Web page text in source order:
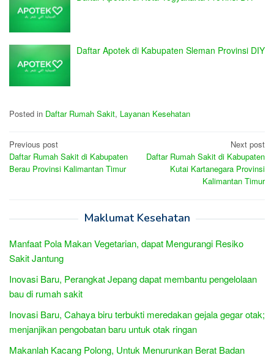
Daftar Apotek di Kabupaten Sleman Provinsi DIY
Posted in Daftar Rumah Sakit, Layanan Kesehatan
Post
navigation
Previous post
Daftar Rumah Sakit di Kabupaten
Berau Provinsi Kalimantan Timur
Next post
Daftar Rumah Sakit di Kabupaten
Kutai Kartanegara Provinsi
Kalimantan Timur
Maklumat Kesehatan
Manfaat Pola Makan Vegetarian, dapat Mengurangi Resiko
Sakit Jantung
Inovasi Baru, Perangkat Jepang dapat membantu pengelolaan
bau di rumah sakit
Inovasi Baru, Cahaya biru terbukti meredakan gejala gegar otak;
menjanjikan pengobatan baru untuk otak ringan
Makanlah Kacang Polong, Untuk Menurunkan Berat Badan